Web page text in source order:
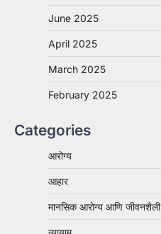
June 2025
April 2025
March 2025
February 2025
Categories
आरोग्य
आहार
मानसिक आरोग्य आणि जीवनशैली